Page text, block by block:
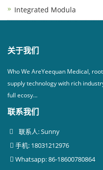
Integrated Modula
关于我们
Who We AreYeequan Medical,
supply technology with rich
full ecosy...
联系我们
联系人: Sunny
手机: 18031212976
Whatsapp: 86-18600780864